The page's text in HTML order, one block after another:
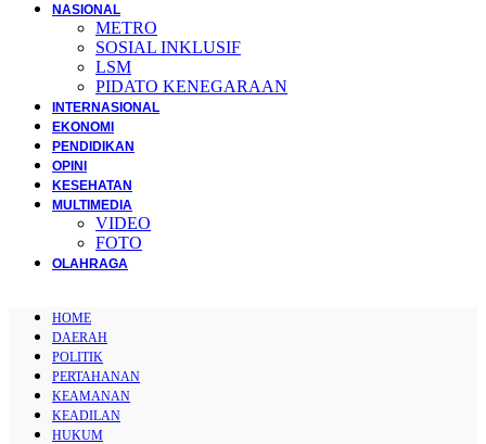
NASIONAL
METRO
SOSIAL INKLUSIF
LSM
PIDATO KENEGARAAN
INTERNASIONAL
EKONOMI
PENDIDIKAN
OPINI
KESEHATAN
MULTIMEDIA
VIDEO
FOTO
OLAHRAGA
HOME
DAERAH
POLITIK
PERTAHANAN
KEAMANAN
KEADILAN
HUKUM